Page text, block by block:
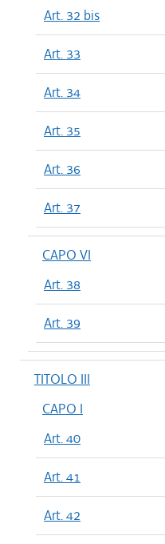
Art. 32 bis
Art. 33
Art. 34
Art. 35
Art. 36
Art. 37
CAPO VI
Art. 38
Art. 39
TITOLO III
CAPO I
Art. 40
Art. 41
Art. 42